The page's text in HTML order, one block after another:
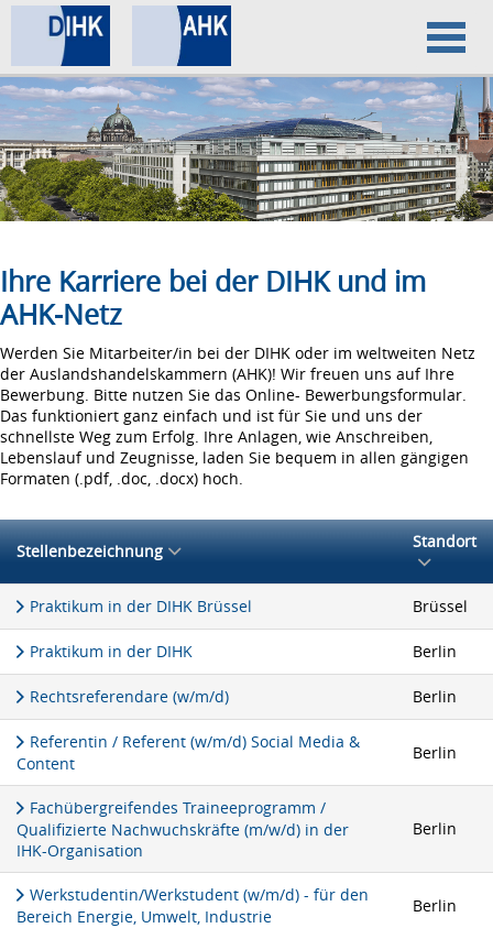
Home
Datenschutz
Impressum
Ihre Karriere bei der DIHK und im
AHK-Netz
Werden Sie Mitarbeiter/in bei der DIHK oder im weltweiten Netz
der Auslandshandelskammern (AHK)! Wir freuen uns auf Ihre
Bewerbung. Bitte nutzen Sie das Online- Bewerbungsformular.
Das funktioniert ganz einfach und ist für Sie und uns der
schnellste Weg zum Erfolg. Ihre Anlagen, wie Anschreiben,
Lebenslauf und Zeugnisse, laden Sie bequem in allen gängigen
Formaten (.pdf, .doc, .docx) hoch.
Stellenbezeichnung Standort
Praktikum in der DIHK Brüssel Brüssel
Praktikum in der DIHK Berlin
Rechtsreferendare (w/m/d) Berlin
Referentin / Referent (w/m/d) Social Media &
Content
Berlin
Fachübergreifendes Traineeprogramm /
Qualifizierte Nachwuchskräfte (m/w/d) in der
IHK-Organisation
Berlin
Werkstudentin/Werkstudent (w/m/d) - für den
Bereich Energie, Umwelt, Industrie
Berlin